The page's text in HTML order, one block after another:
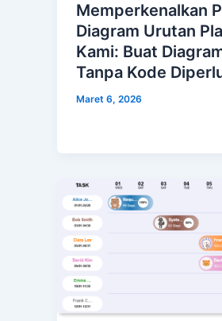
Memperkenalkan
Diagram Urutan
Kami: Buat
Tanpa Kode
Maret 6, 2026